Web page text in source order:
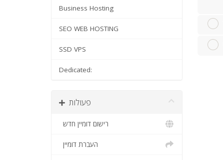
Business Hosting
SEO WEB HOSTING
SSD VPS
Dedicated:
פעולות
רישום דומיין חדש
העברת דומיין